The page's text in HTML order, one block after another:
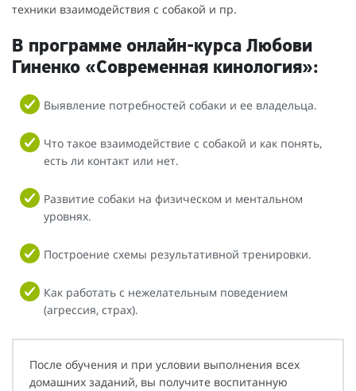
техники взаимодействия с собакой и пр.
В программе онлайн-курса Любови
Гиненко «Современная кинология»:
Выявление потребностей собаки и ее владельца.
Что такое взаимодействие с собакой и как понять,
есть ли контакт или нет.
Развитие собаки на физическом и ментальном
уровнях.
Построение схемы результативной тренировки.
Как работать с нежелательным поведением
(агрессия, страх).
После обучения и при условии выполнения всех
домашних заданий, вы получите воспитанную